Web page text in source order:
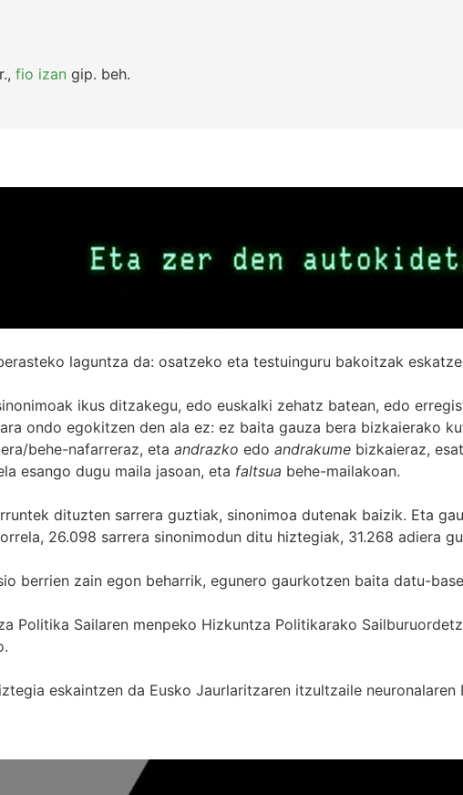
, fio izan gip. beh.
laguntza da: osatzeko eta testuinguru bakoitzak
ikus ditzakegu, edo euskalki zehatz batean, edo
ondo egokitzen den ala ez: ez baita gauza bera bizkaierako
behe-nafarreraz, eta andrazko edo andrakume bizkaieraz,
esango dugu maila jasoan, eta faltsua behe-mailakoan.
dituzten sarrera guztiak, sinonimoa dutenak baizik. Eta
26.098 sarrera sinonimodun ditu hiztegiak, 31.268 adiera
berrien zain egon beharrik, egunero gaurkotzen baita datu-
Politika Sailaren menpeko Hizkuntza Politikarako
eskaintzen da Eusko Jaurlaritzaren itzultzaile neuronalaren